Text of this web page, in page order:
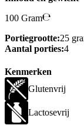
100 Gram
Portiegrootte:25
Aantal porties:4
Kenmerken
Glutenvrij
Lactosevrij